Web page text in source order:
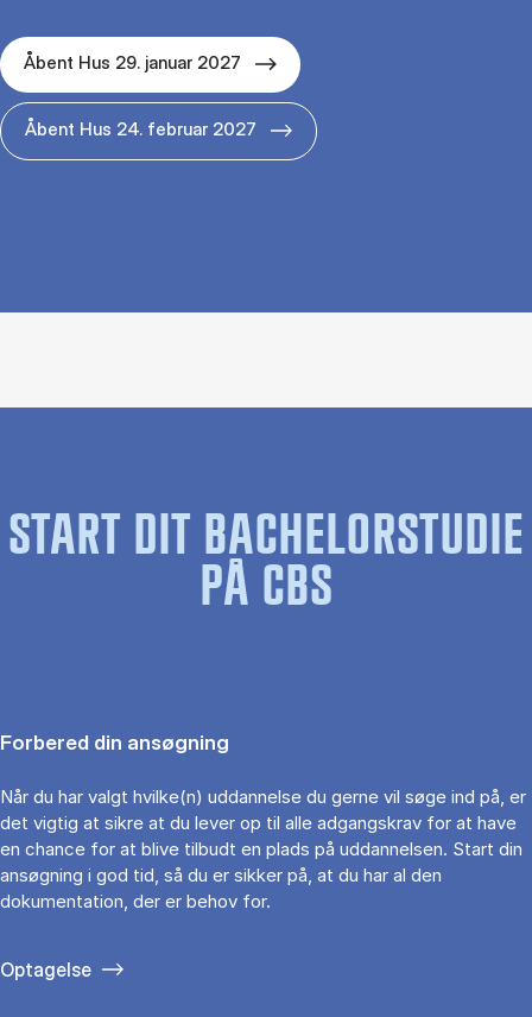
Åbent Hus 29. januar 2027
Åbent Hus 24. februar 2027
START DIT BACHELORSTUDIE
PÅ CBS
Forbered din ansøgning
Når du har valgt hvilke(n) uddannelse du gerne vil søge ind på, er
det vigtig at sikre at du lever op til alle adgangskrav for at have
en chance for at blive tilbudt en plads på uddannelsen. Start din
ansøgning i god tid, så du er sikker på, at du har al den
dokumentation, der er behov for.
Optagelse